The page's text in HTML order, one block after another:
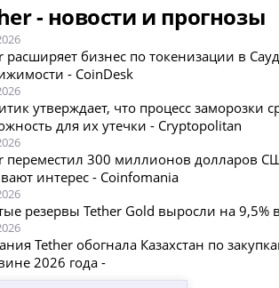
- новости и прогнозы
расширяет бизнес по токенизации в
- CoinDesk
утверждает, что процесс заморозки
для их утечки - Cryptopolitan
переместил 300 миллионов долларов
интерес - Coinfomania
резервы Tether Gold выросли на 9,5%
Tether обогнала Казахстан по
2026 года -